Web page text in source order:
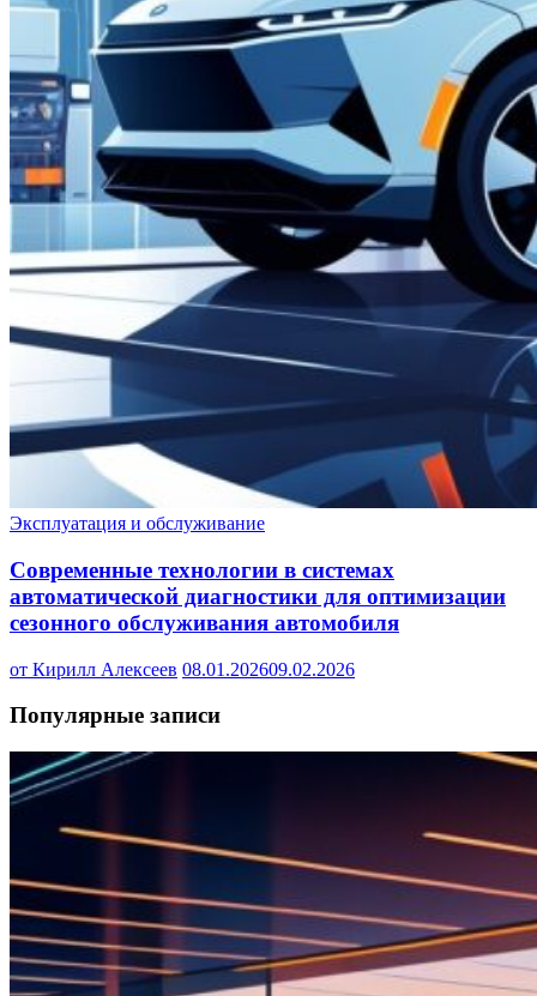
Эксплуатация и обслуживание
Современные технологии в системах
автоматической диагностики для оптимизации
сезонного обслуживания автомобиля
от Кирилл Алексеев 08.01.202609.02.2026
Популярные записи